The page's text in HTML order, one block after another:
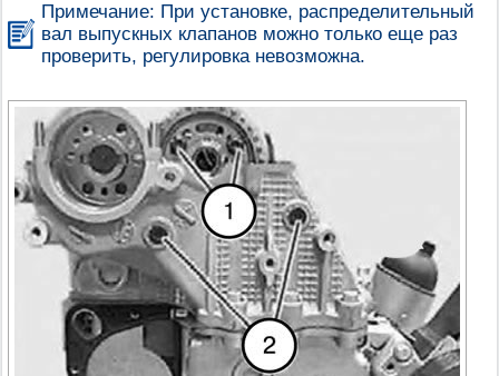
Примечание: При установке, распределительный
вал выпускных клапанов можно только еще раз
проверить, регулировка невозможна.